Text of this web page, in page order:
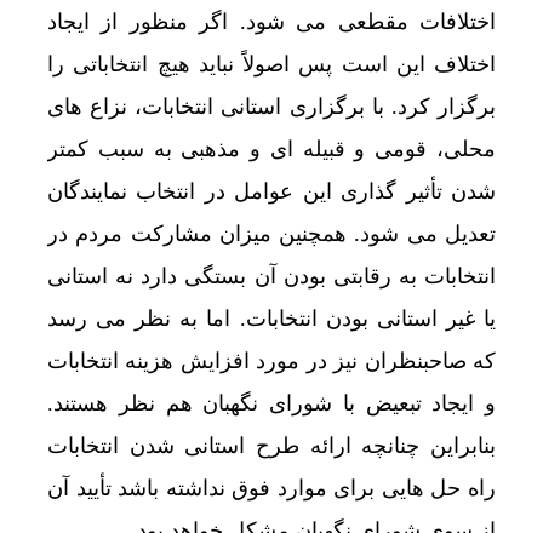
اختلافات مقطعی می شود. اگر منظور از ایجاد
اختلاف این است پس اصولاً نباید هیچ انتخاباتی را
برگزار کرد. با برگزاری استانی انتخابات، نزاع های
محلی، قومی و قبیله ای و مذهبی به سبب کمتر
شدن تأثیر گذاری این عوامل در انتخاب نمایندگان
تعدیل می شود. همچنین میزان مشارکت مردم در
انتخابات به رقابتی بودن آن بستگی دارد نه استانی
یا غیر استانی بودن انتخابات. اما به نظر می رسد
که صاحبنظران نیز در مورد افزایش هزینه انتخابات
و ایجاد تبعیض با شورای نگهبان هم نظر هستند.
بنابراین چنانچه ارائه طرح استانی شدن انتخابات
راه حل هایی برای موارد فوق نداشته باشد تأیید آن